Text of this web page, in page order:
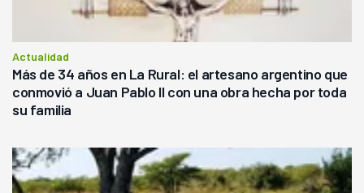
Actualidad
Más de 34 años en La Rural: el artesano argentino que
conmovió a Juan Pablo II con una obra hecha por toda
su familia